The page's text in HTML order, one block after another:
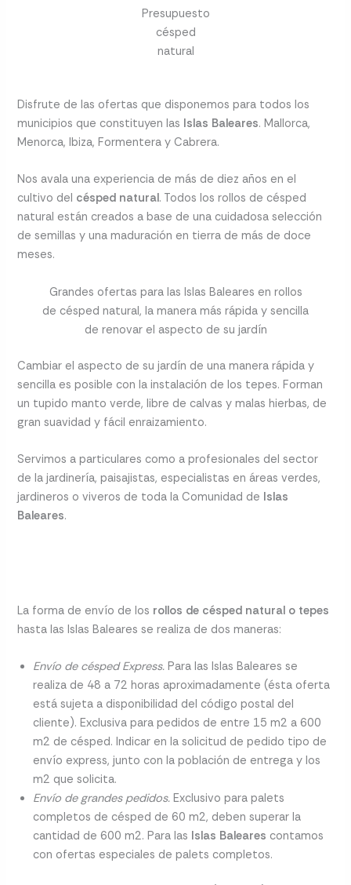
Presupuesto
césped
natural
Disfrute de las ofertas que disponemos para todos los
municipios que constituyen las Islas Baleares. Mallorca,
Menorca, Ibiza, Formentera y Cabrera.
Nos avala una experiencia de más de diez años en el
cultivo del césped natural. Todos los rollos de césped
natural están creados a base de una cuidadosa selección
de semillas y una maduración en tierra de más de doce
meses.
Grandes ofertas para las Islas Baleares en rollos
de césped natural, la manera más rápida y sencilla
de renovar el aspecto de su jardín
Cambiar el aspecto de su jardín de una manera rápida y
sencilla es posible con la instalación de los tepes. Forman
un tupido manto verde, libre de calvas y malas hierbas, de
gran suavidad y fácil enraizamiento.
Servimos a particulares como a profesionales del sector
de la jardinería, paisajistas, especialistas en áreas verdes,
jardineros o viveros de toda la Comunidad de Islas
Baleares.
La forma de envío de los rollos de césped natural o tepes
hasta las Islas Baleares se realiza de dos maneras:
Envío de césped Express. Para las Islas Baleares se
realiza de 48 a 72 horas aproximadamente (ésta oferta
está sujeta a disponibilidad del código postal del
cliente). Exclusiva para pedidos de entre 15 m2 a 600
m2 de césped. Indicar en la solicitud de pedido tipo de
envío express, junto con la población de entrega y los
m2 que solicita.
Envío de grandes pedidos.Exclusivo para palets
completos de césped de 60 m2, deben superar la
cantidad de 600 m2. Para las Islas Baleares contamos
con ofertas especiales de palets completos.